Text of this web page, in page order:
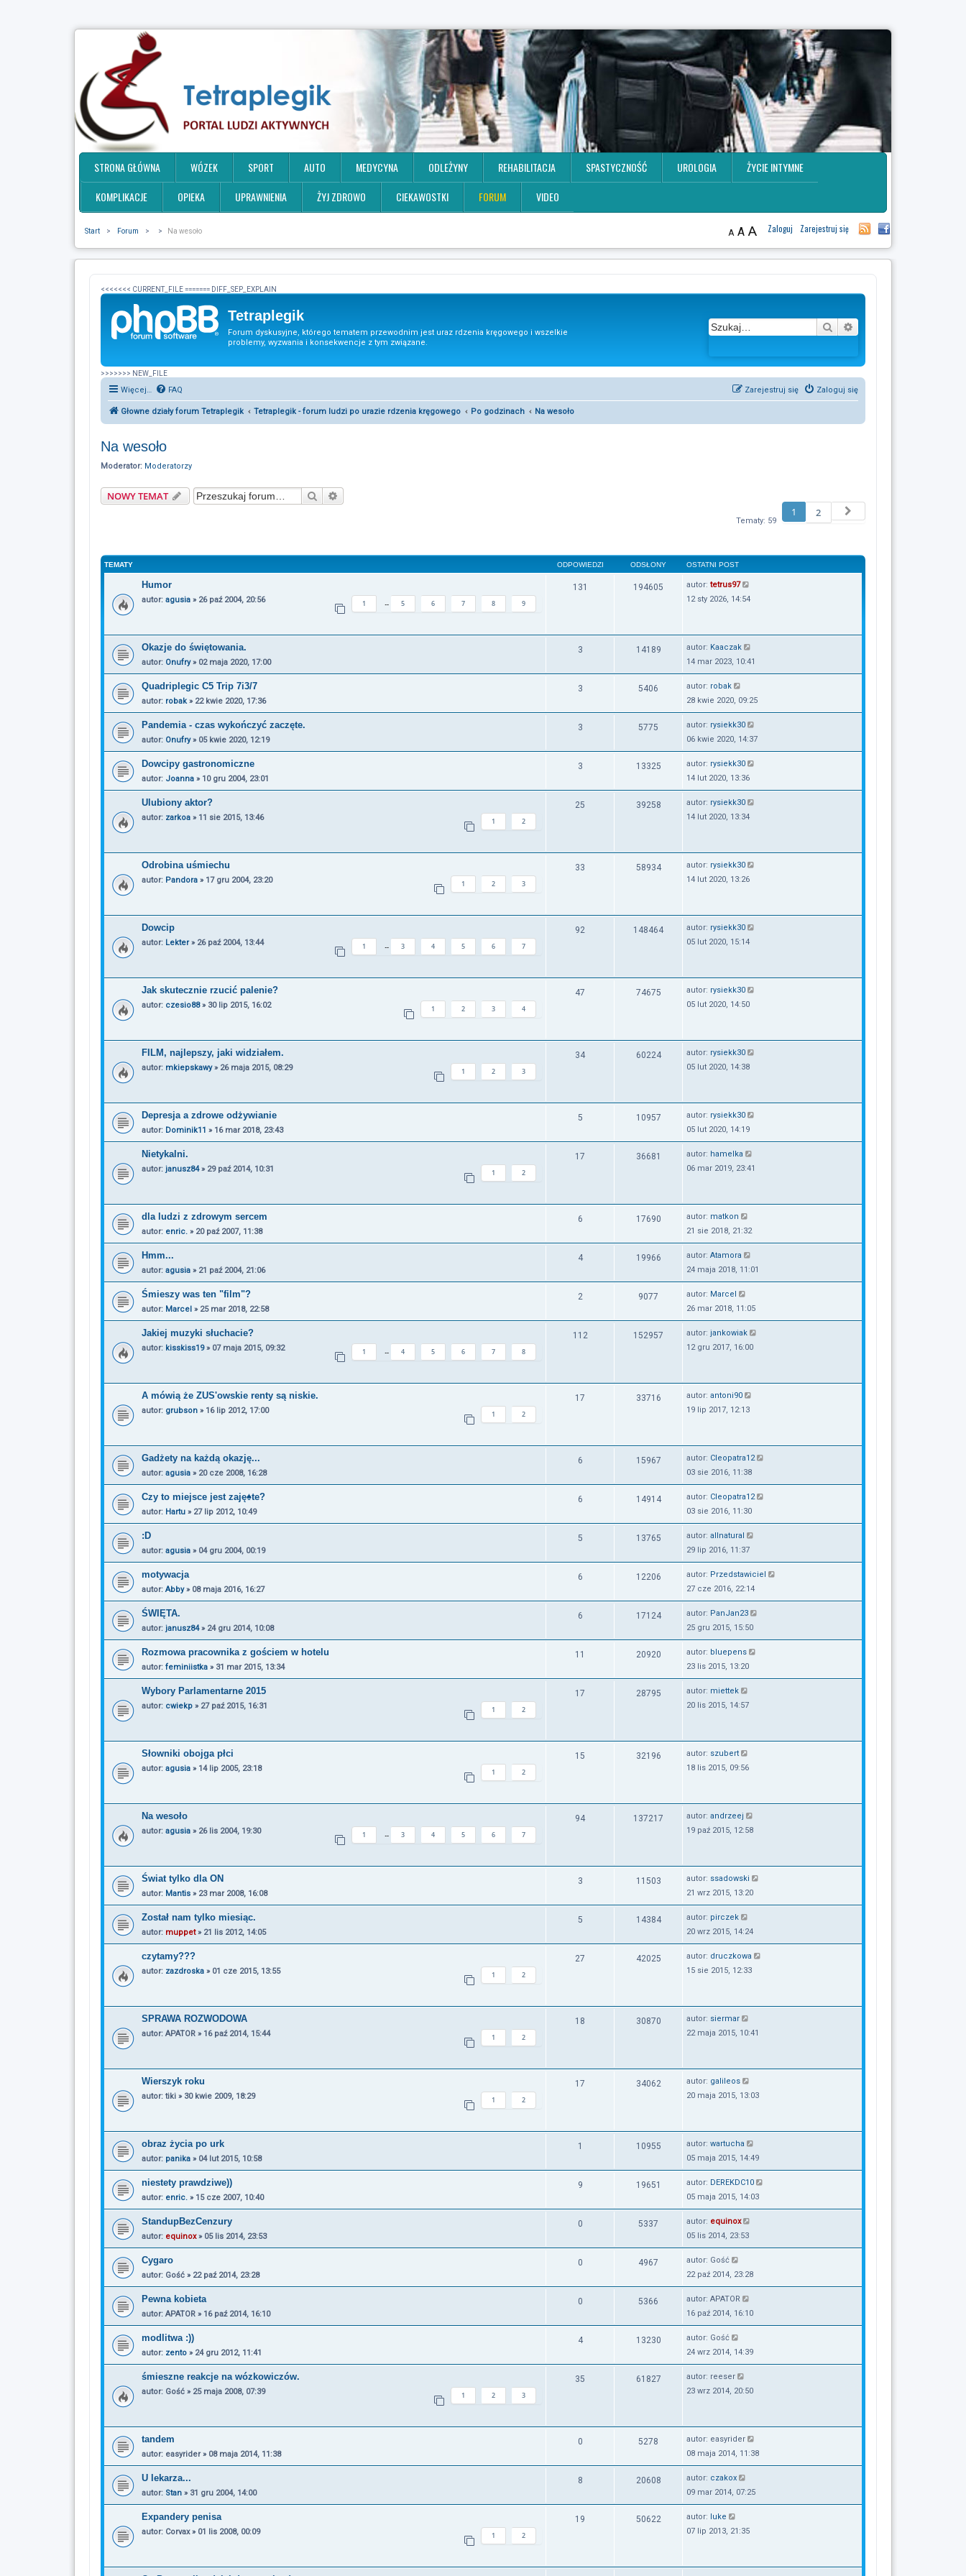
STRONA GŁÓWNA WÓZEK SPORT AUTO MEDYCYNA ODLEŻYNY REHABILITACJA SPASTYCZNOŚĆ UROLOGIA
ŻYCIE INTYMNE
KOMPLIKACJE
OPIEKA UPRAWNIENIA ŻYJ ZDROWO CIEKAWOSTKI FORUM VIDEO
Start > Forum > > Na wesoło Zaloguj Zarejestruj się
A A A
<<<<<<< CURRENT_FILE ======= DIFF_SEP_EXPLAIN
Tetraplegik
Forum dyskusyjne, którego tematem przewodnim jest uraz rdzenia kręgowego i wszelkie
problemy, wyzwania i konsekwencje z tym związane.
Szukaj
>>>>>>> NEW_FILE
Więcej… FAQ Zaloguj się
Zarejestruj się
Głowne działy forum Tetraplegik Tetraplegik - forum ludzi po urazie rdzenia kręgowego Po godzinach Na wesoło
Na wesoło
Moderator: Moderatorzy
NOWY TEMAT Szukaj
Tematy: 59
1 2
TEMATY ODPOWIEDZI ODSŁONY OSTATNI POST
Humor
autor: agusia » 26 paź 2004, 20:56 1 5 6 7 8 9
131 194605 autor: tetrus97
12 sty 2026, 14:54
Okazje do świętowania.
autor: Onufry» 02 maja 2020, 17:00
3 14189 autor: Kaaczak
14 mar 2023, 10:41
Quadriplegic C5 Trip 7i3/7
autor: robak » 22 kwie 2020, 17:36
3 5406 autor: robak
28 kwie 2020, 09:25
Pandemia - czas wykończyć zaczęte.
autor: Onufry» 05 kwie 2020, 12:19
3 5775 autor: rysiekk30
06 kwie 2020, 14:37
Dowcipy gastronomiczne
autor: Joanna » 10 gru 2004, 23:01
3 13325 autor: rysiekk30
14 lut 2020, 13:36
Ulubiony aktor?
autor: zarkoa » 11 sie 2015, 13:46 1 2
25 39258 autor: rysiekk30
14 lut 2020, 13:34
Odrobina uśmiechu
autor: Pandora » 17 gru 2004, 23:20 1 2 3
33 58934 autor: rysiekk30
14 lut 2020, 13:26
Dowcip
autor: Lekter» 26 paź 2004, 13:44 1 3 4 5 6 7
92 148464 autor: rysiekk30
05 lut 2020, 15:14
Jak skutecznie rzucić palenie?
autor: czesio88» 30 lip 2015, 16:02 1 2 3 4
47 74675 autor: rysiekk30
05 lut 2020, 14:50
FILM, najlepszy, jaki widziałem.
autor: mkiepskawy» 26 maja 2015, 08:29 1 2 3
34 60224 autor: rysiekk30
05 lut 2020, 14:38
Depresja a zdrowe odżywianie
autor: Dominik11 » 16 mar 2018, 23:43
5 10957 autor: rysiekk30
05 lut 2020, 14:19
Nietykalni.
autor: janusz84» 29 paź 2014, 10:31 1 2
17 36681 autor: hamelka
06 mar 2019, 23:41
dla ludzi z zdrowym sercem
autor: enric. » 20 paź 2007, 11:38
6 17690 autor: matkon
21 sie 2018, 21:32
Hmm...
autor: agusia » 21 paź 2004, 21:06
4 19966 autor: Atamora
24 maja 2018, 11:01
Śmieszy was ten "film"?
autor: Marcel » 25 mar 2018, 22:58
2 9077 autor: Marcel
26 mar 2018, 11:05
Jakiej muzyki słuchacie?
autor: kisskiss19» 07 maja 2015, 09:32 1 4 5 6 7 8
112 152957 autor: jankowiak
12 gru 2017, 16:00
A mówią że ZUS'owskie renty są niskie.
autor: grubson » 16 lip 2012, 17:00 1 2
17 33716 autor: antoni90
19 lip 2017, 12:13
Gadżety na każdą okazję...
autor: agusia » 20 cze 2008, 16:28
6 15967 autor: Cleopatra12
03 sie 2016, 11:38
Czy to miejsce jest zaję♠te?
autor: Hartu » 27 lip 2012, 10:49
6 14914 autor: Cleopatra12
03 sie 2016, 11:30
:D
autor: agusia » 04 gru 2004, 00:19
5 13765 autor: allnatural
29 lip 2016, 11:37
motywacja
autor: Abby» 08 maja 2016, 16:27
6 12206 autor: Przedstawiciel
27 cze 2016, 22:14
ŚWIĘTA.
autor: janusz84» 24 gru 2014, 10:08
6 17124 autor: PanJan23
25 gru 2015, 15:50
Rozmowa pracownika z gościem w hotelu
autor: feminiistka » 31 mar 2015, 13:34
11 20920 autor: bluepens
23 lis 2015, 13:20
Wybory Parlamentarne 2015
autor: cwiekp » 27 paź 2015, 16:31 1 2
17 28795 autor: miettek
20 lis 2015, 14:57
Słowniki obojga płci
autor: agusia » 14 lip 2005, 23:18 1 2
15 32196 autor: szubert
18 lis 2015, 09:56
Na wesoło
autor: agusia » 26 lis 2004, 19:30 1 3 4 5 6 7
94 137217 autor: andrzeej
19 paź 2015, 12:58
Świat tylko dla ON
autor: Mantis » 23 mar 2008, 16:08
3 11503 autor: ssadowski
21 wrz 2015, 13:20
Został nam tylko miesiąc.
autor: muppet» 21 lis 2012, 14:05
5 14384 autor: pirczek
20 wrz 2015, 14:24
czytamy???
autor: zazdroska » 01 cze 2015, 13:55 1 2
27 42025 autor: druczkowa
15 sie 2015, 12:33
SPRAWA ROZWODOWA
autor: APATOR » 16 paź 2014, 15:44 1 2
18 30870 autor: siermar
22 maja 2015, 10:41
Wierszyk roku
autor: tiki » 30 kwie 2009, 18:29 1 2
17 34062 autor: galileos
20 maja 2015, 13:03
obraz życia po urk
autor: panika » 04 lut 2015, 10:58
1 10955 autor: wartucha
05 maja 2015, 14:49
niestety prawdziwe))
autor: enric. » 15 cze 2007, 10:40
9 19651 autor: DEREKDC10
05 maja 2015, 14:03
StandupBezCenzury
autor: equinox» 05 lis 2014, 23:53
0 5337 autor: equinox
05 lis 2014, 23:53
Cygaro
autor: Gość » 22 paź 2014, 23:28
0 4967 autor: Gość
22 paź 2014, 23:28
Pewna kobieta
autor: APATOR » 16 paź 2014, 16:10
0 5366 autor: APATOR
16 paź 2014, 16:10
modlitwa :))
autor: zento » 24 gru 2012, 11:41
4 13230 autor: Gość
24 wrz 2014, 14:39
śmieszne reakcje na wózkowiczów.
autor: Gość » 25 maja 2008, 07:39 1 2 3
35 61827 autor: reeser
23 wrz 2014, 20:50
tandem
autor: easyrider» 08 maja 2014, 11:38
0 5278 autor: easyrider
08 maja 2014, 11:38
U lekarza...
autor: Stan » 31 gru 2004, 14:00
8 20608 autor: czakox
09 mar 2014, 07:25
Expandery penisa
autor: Corvax» 01 lis 2008, 00:09 1 2
19 50622 autor: luke
07 lip 2013, 21:35